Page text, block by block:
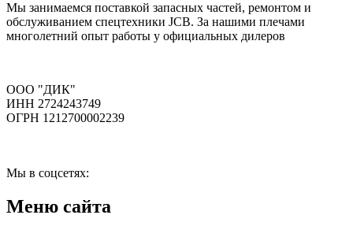
Мы занимаемся поставкой запасных частей, ремонтом и
обслуживанием спецтехники JCB. За нашими плечами
многолетний опыт работы у официальных дилеров
ООО "ДИК"
ИНН 2724243749
ОГРН 1212700002239
Мы в соцсетях:
Меню сайта